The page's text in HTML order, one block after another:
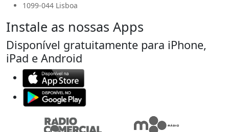
1099-044 Lisboa
Instale as nossas Apps
Disponível gratuitamente para iPhone,
iPad e Android